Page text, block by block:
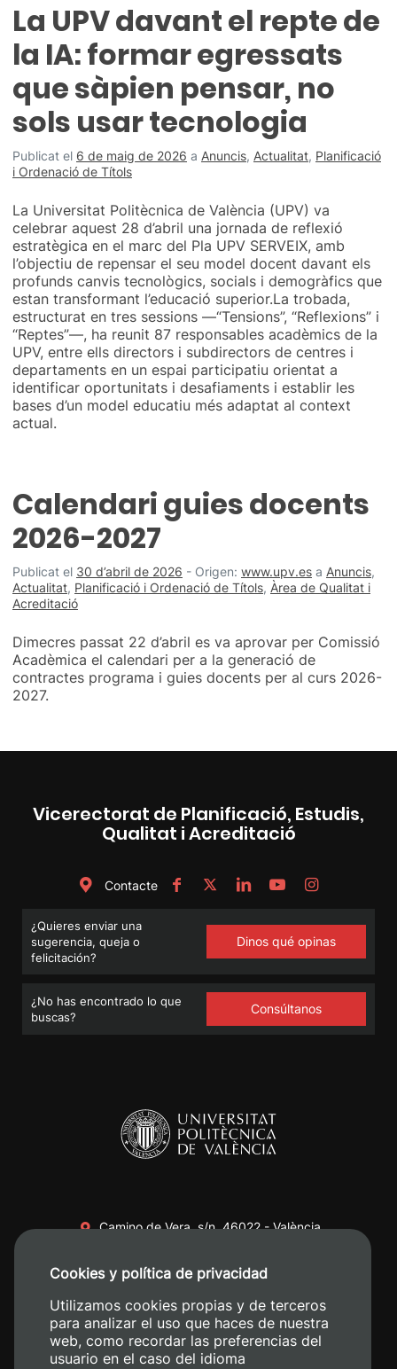
La UPV davant el repte de
la IA: formar egressats
que sàpien pensar, no
sols usar tecnologia
Publicat el 6 de maig de 2026 a Anuncis, Actualitat, Planificació
i Ordenació de Títols
La Universitat Politècnica de València (UPV) va
celebrar aquest 28 d’abril una jornada de reflexió
estratègica en el marc del Pla UPV SERVEIX, amb
l’objectiu de repensar el seu model docent davant els
profunds canvis tecnològics, socials i demogràfics que
estan transformant l’educació superior.La trobada,
estructurat en tres sessions —“Tensions”, “Reflexions” i
“Reptes”—, ha reunit 87 responsables acadèmics de la
UPV, entre ells directors i subdirectors de centres i
departaments en un espai participatiu orientat a
identificar oportunitats i desafiaments i establir les
bases d’un model educatiu més adaptat al context
actual.
Calendari guies docents
2026-2027
Publicat el 30 d’abril de 2026 - Origen: www.upv.es a Anuncis,
Actualitat, Planificació i Ordenació de Títols, Àrea de Qualitat i
Acreditació
Dimecres passat 22 d’abril es va aprovar per Comissió
Acadèmica el calendari per a la generació de
contractes programa i guies docents per al curs 2026-
2027.
Vicerectorat de Planificació, Estudis,
Qualitat i Acreditació
Contacte
¿Quieres enviar una
sugerencia, queja o
felicitación?
Dinos qué opinas
¿No has encontrado lo que
buscas?
Consúltanos
Camino de Vera, s/n. 46022 - València
+34 620 04 00 50
Cookies y política de privacidad
Utilizamos cookies propias y de terceros
para analizar el uso que haces de nuestra
web, como recordar las preferencias del
usuario en el caso del idioma